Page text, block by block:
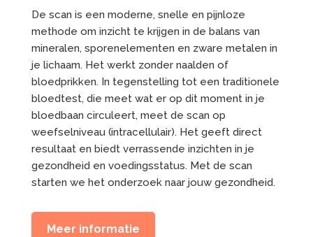
De scan is een moderne, snelle en pijnloze
methode om inzicht te krijgen in de balans van
mineralen, sporenelementen en zware metalen in
je lichaam. Het werkt zonder naalden of
bloedprikken. In tegenstelling tot een traditionele
bloedtest, die meet wat er op dit momentin je
bloedbaan circuleert, meet de scan op
weefselniveau (intracellulair). Het geeft direct
resultaat en biedt verrassende inzichten in je
gezondheid en voedingsstatus. Met de scan
starten we het onderzoek naar jouw gezondheid.
Meer informatie